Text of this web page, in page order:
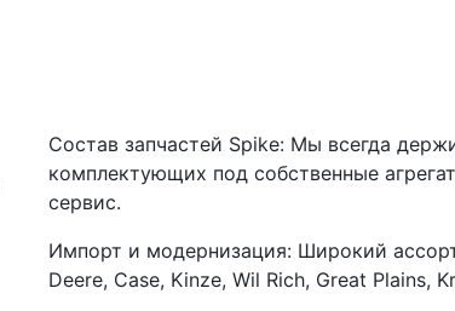
Состав запчастей Spike: Мы всегда
комплектующих под собственные
сервис.
Импорт и модернизация: Широкий
Deere, Case, Kinze, Wil Rich, Great Plains,